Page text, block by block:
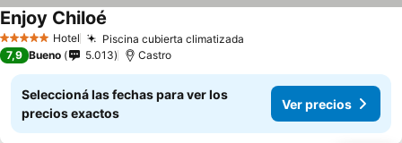
5 Estrellas Hotel Piscina cubierta climatizada
Enjoy Chiloé
7,9 Bueno 5.013 Castro
Seleccioná las fechas para ver los
precios exactos
Ver precios